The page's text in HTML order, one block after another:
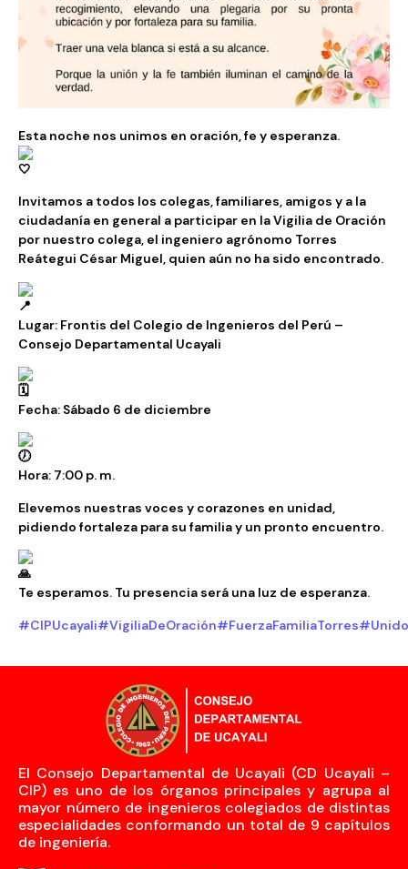
Esta noche nos unimos en oración, fe y esperanza.
Invitamos a todos los colegas, familiares, amigos y a la
ciudadanía en general a participar en la Vigilia de Oración
por nuestro colega, el ingeniero agrónomo Torres
Reátegui César Miguel, quien aún no ha sido encontrado.
Lugar: Frontis del Colegio de Ingenieros del Perú –
Consejo Departamental Ucayali
Fecha: Sábado 6 de diciembre
Hora: 7:00 p. m.
Elevemos nuestras voces y corazones en unidad,
pidiendo fortaleza para su familia y un pronto encuentro.
Te esperamos. Tu presencia será una luz de esperanza.
#CIPUcayali#VigiliaDeOración#FuerzaFamiliaTorres
El Consejo Departamental de Ucayali (CD Ucayali –
CIP) es uno de los órganos principales y agrupa al
mayor número de ingenieros colegiados de distintas
especialidades conformando un total de 9 capítulos
de ingeniería.